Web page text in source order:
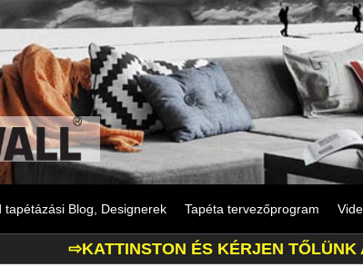
tapétázási Blog, Designerek Tapéta tervezőprogram
⇨KATTINSTON ÉS KÉRJEN